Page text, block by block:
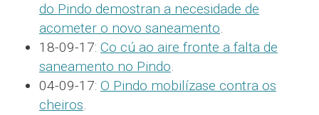
do Pindo demostran a necesidade de
acometer o novo saneamento.
18-09-17: Co cú ao aire fronte a falta de
saneamento no Pindo.
04-09-17: O Pindo mobilízase contra os
cheiros.